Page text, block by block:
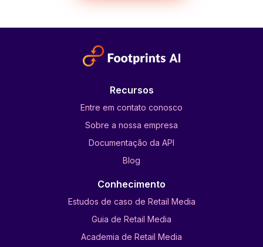
Recursos
Entre em contato conosco
Sobre a nossa empresa
Documentação da API
Blog
Conhecimento
Estudos de caso de Retail Media
Guia de Retail Media
Academia de Retail Media